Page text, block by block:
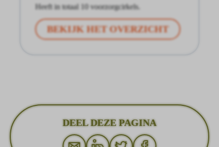
Heeft in totaal 10 voorzorgcirkels.
BEKIJK HET OVERZICHT
DEEL DEZE PAGINA